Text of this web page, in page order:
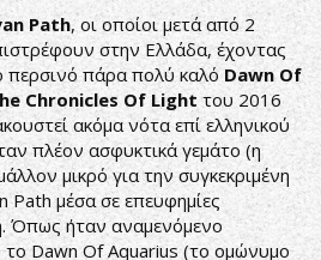
Path, οι οποίοι μετά από 2
στην Ελλάδα, έχοντας
περσινό πάρα πολύ καλό Dawn Of
Chronicles Of Light του 2016
ακόμα νότα επί ελληνικού
πλέον ασφυκτικά γεμάτο (η
μικρό για την συγκεκριμένη
Path μέσα σε επευφημίες
Όπως ήταν αναμενόμενο
το Dawn Of Aquarius (το ομώνυμο